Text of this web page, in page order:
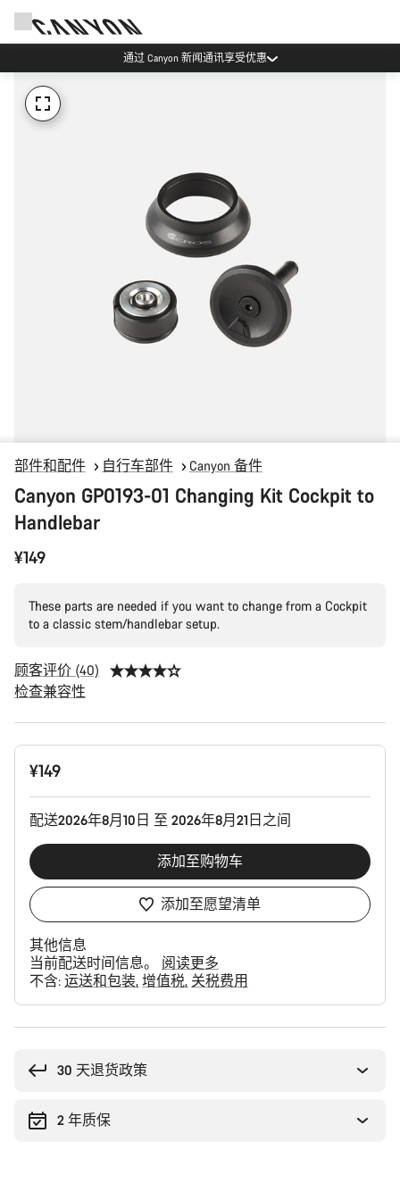
通过 Canyon 新闻通讯享受优惠
部件和配件 自行车部件 Canyon 备件
Canyon GP0193-01 Changing Kit Cockpit to
Handlebar
¥149
These parts are needed if you want to change from a Cockpit
to a classic stem/handlebar setup.
顾客评价 (40)
检查兼容性
产
¥149
配送2026年8月10日 至 2026年8月21日之间
添加至购物车
添加至愿望清单
其他信息
当前配送时间信息。 阅读更多
不含: 运送和包装 增值税 关税费用
30 天退货政策
2 年质保